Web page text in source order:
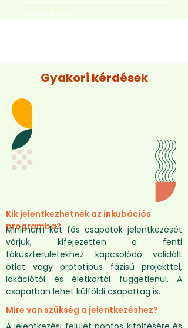
Ügyfélszerzés és értékesítés
Storytelling az üzleti életben
Pitch deck és one-pager elkészítése
Pitch felkészítés
Gyakori kérdések
Kik jelentkezhetnek az inkubációs
programba?
Minimum két fős csapatok jelentkezését
várjuk, kifejezetten a fenti
fókuszterületekhez kapcsolódó validált
ötlet vagy prototípus fázisú projekttel,
lokációtól és életkortól függetlenül. A
csapatban lehet külföldi csapattag is.
Mire van szükség a jelentkezéshez?